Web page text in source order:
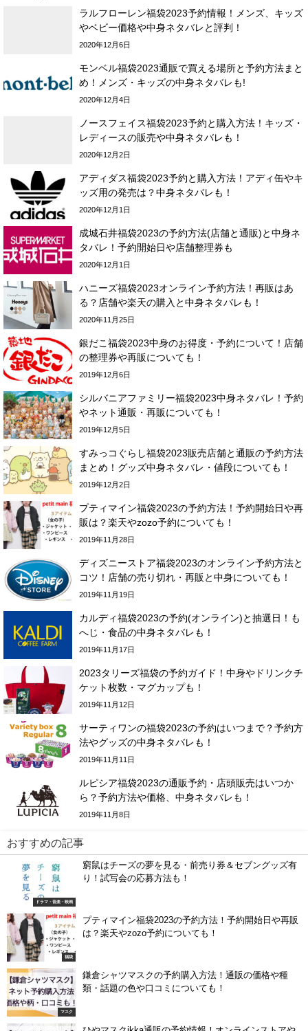
ラルフローレン福袋2023予約情報！メンズ、キッズ
やベビー価格や中身ネタバレと評判！
2020年12月6日
モンベル福袋2023通販で買える場所と予約方法まと
め！メンズ・キッズの中身ネタバレも!
2020年12月4日
ノースフェイス福袋2023予約と購入方法！キッズ・
レディースの販売や中身ネタバレも！
2020年12月2日
アディダス福袋2023予約と購入方法！アディ缶やキ
ッズ用の発売は？中身ネタバレも！
2020年12月1日
成城石井福袋2023の予約方法(店舗と通販)と中身ネ
タバレ！予約開始日や店舗整理券も
2020年12月1日
ハニーズ福袋2023オンライン予約方法！再販はあ
る？店舗や楽天の購入と中身ネタバレも！
2020年11月25日
銀だこ福袋2023中身のお得度・予約について！店舗
の整理券や再販についても！
2019年12月6日
シルバニアファミリー福袋2023中身ネタバレ！予約
やネット通販・再販についても！
2019年12月5日
すみっコぐらし福袋2023販売店舗と通販の予約方法
まとめ！グッズ中身ネタバレ・値段についても！
2019年12月2日
プティマイン福袋2023の予約方法！予約開始日や再
販は？楽天やzozo予約についても！
2019年11月28日
ディズニーストア福袋2023のオンライン予約方法と
コツ！店舗の売り切れ・再販と中身についても！
2019年11月19日
カルディ福袋2023の予約(オンライン)と抽選日！も
へじ・食品の中身ネタバレも！
2019年11月17日
2023タリーズ福袋の予約ガイド！中身やドリンクチ
ケット枚数・マグカップも！
2019年11月12日
サーティワンの福袋2023の予約はいつまで？予約方
法やグッズの中身ネタバレも！
2019年11月11日
ルピシア福袋2023の通販予約・店頭販売はいつか
ら？予約方法や価格、中身ネタバレも！
2019年11月8日
おすすめの記事
ドラマ・音楽・映画
窮鼠はチーズの夢を見る・前売り券＆セブングッズ有
り！試写会の応募方法も！
福袋
プティマイン福袋2023の予約方法！予約開始日や再販
は？楽天やzozo予約についても！
マスク
鎌倉シャツマスクの予約購入方法！通販の価格や種
類・話題の色や口コミについても！